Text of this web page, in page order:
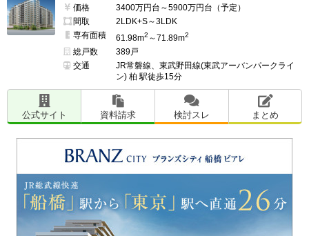
価格
3400万円台～5900万円台（予定）
間取
2LDK+S～3LDK
専有面積
61.98m2 ～71.89m2
総戸数
389戸
交通
JR常磐線、東武野田線(東武アーバンパークライ
ン) 柏 駅徒歩15分
公式サイト 資料請求 検討スレ まとめ